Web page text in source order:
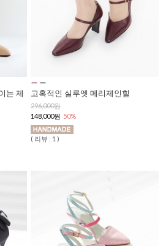
는 제
고혹적인 실루엣 메리제인힐
296,000원
148,000원 50%
( 리뷰 : 1 )